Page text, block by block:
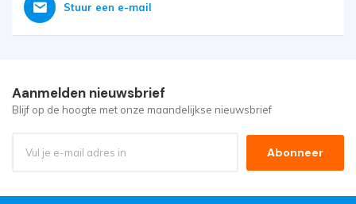
Stuur een e-mail
Aanmelden nieuwsbrief
Blijf op de hoogte met onze maandelijkse nieuwsbrief
Abonneer